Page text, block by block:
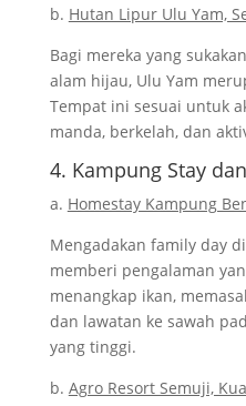
b. Hutan Lipur Ulu Yam,
Bagi mereka yang
alam hijau, Ulu Yam
Tempat ini sesuai untuk
manda, berkelah, dan
4. Kampung Stay
a. Homestay Kampung
Mengadakan family day
memberi pengalaman
menangkap ikan,
dan lawatan ke sawah
yang tinggi.
b. Agro Resort Semuji,